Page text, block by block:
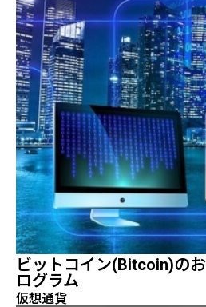
ビットコイン(Bitcoin)の
ログラム
仮想通貨